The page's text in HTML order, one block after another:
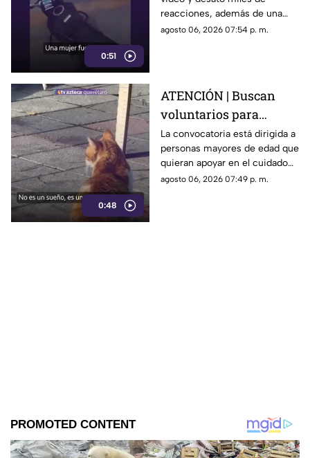
0:51
momento
reacciones, además de una
muestra de apoyo de
agosto 06, 2026 07:54 p. m.
0:48
ATENCIÓN | Buscan
voluntarios para
cuidar gatos en una
isla de Grecia
La convocatoria está dirigida a
personas mayores de edad que
quieran apoyar en el cuidado
de gatos rescatados mientras
agosto 06, 2026 07:49 p. m.